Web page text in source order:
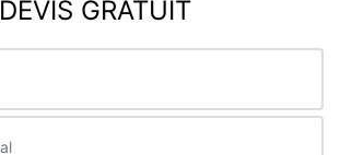
DEVIS GRATUIT